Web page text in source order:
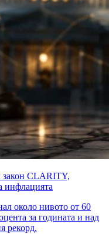
закон CLARITY,
инфлацията
около нивото от 60
за годината и над
рекорд.